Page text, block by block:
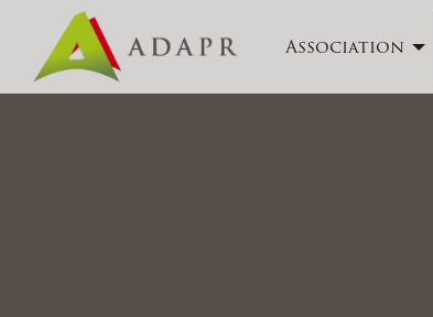
Association